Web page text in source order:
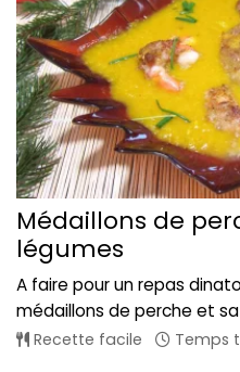
Médaillons de
légumes
A faire pour un repas
médaillons de perche et
Recette facile Temps